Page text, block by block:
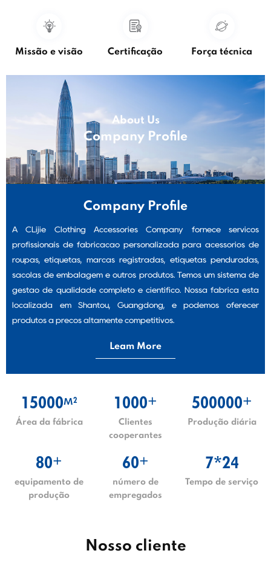
Missão e visão Certificação Força técnica
About Us
Company Profile
Company Profile
A CLijie Clothing Accessories Company fornece serviços
profissionais de fabricação personalizada para acessórios de
roupas, etiquetas, marcas registradas, etiquetas penduradas,
sacolas de embalagem e outros produtos. Temos um sistema de
gestão de qualidade completo e científico. Nossa fábrica está
localizada em Shantou, Guangdong, e podemos oferecer
produtos a preços altamente competitivos.
Leam More
15000M2
Área da fábrica
1000+
Clientes
cooperantes
500000+
Produção diária
80+
equipamento de
produção
60+
número de
empregados
7*24
Tempo de serviço
Nosso cliente